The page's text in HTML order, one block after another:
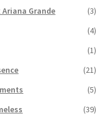
Grande
(3)
(4)
(1)
(21)
(5)
(39)